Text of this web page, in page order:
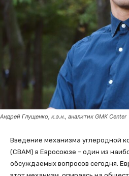
Андрей Глущенко, к.э.н., аналитик GMK Center
Введение механизма углеродной
(СВАМ) в Евросоюзе – один из
обсуждаемых вопросов сегодня.